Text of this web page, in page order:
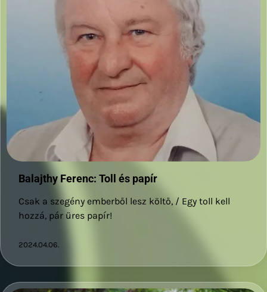
Balajthy Ferenc: Toll és papír
Csak a szegény emberből lesz költő, / Egy toll kell
hozzá, pár üres papír!
2024.04.06.